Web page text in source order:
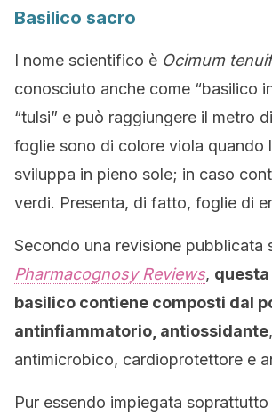
Basilico sacro
I nome scientifico è Ocimum
conosciuto anche come “basilico
“tulsi” e può raggiungere il metro
foglie sono di colore viola quando
sviluppa in pieno sole; in caso
verdi. Presenta, di fatto, foglie di
Secondo una revisione pubblicata
Pharmacognosy Reviews,
basilico contiene composti dal
antinfiammatorio, antiossidante
antimicrobico, cardioprotettore e
Pur essendo impiegata soprattutto